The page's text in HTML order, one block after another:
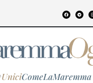
UniciComeLaMaremma